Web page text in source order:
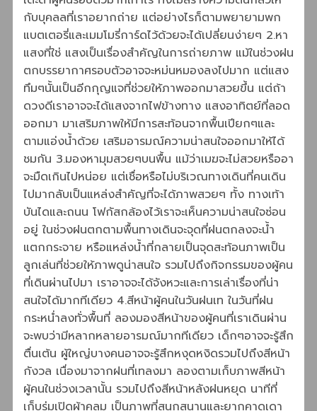
กับบุคลลที่เราอยากถ่าย แต่อย่างไรก็ตามพยายามพก
แบตเตอรี่และเมมโมรี่การ์ดไว้ด้วยจะได้เปลี่ยนง่ายๆ 2.หา
แสงที่ใช่ แสงเป็นเรื่องสำคัญในการถ่ายภาพ แม้ในช่วงฝน
ตกบรรยากาศรอบตัวอาจจะหม่นหมองลงไปมาก แต่แสง
ทึมๆนั้นเป็นอีกกุญแจที่ช่วยให้ภาพออกมาสวยขึ้น แต่ถ้า
ดวงดีเราอาจจะได้แสงจากไฟข้างทาง แสงอาทิตย์ที่ลอด
ออกมา มาเสริมภาพให้มีการสะท้อนจากพื้นเปียกๆและ
ตามแอ่งน้ำด้วย เสริมอารมณ์ความน่าสนใจออกมาให้ได้
ชมกัน 3.มองหามุมสวยๆบนพื้น แม้ว่าเมฆจะไม่สวยหรืออา
จะมืดเกินไปหน่อย แต่เชื่อหรือไม่บริเวณทางเดินที่คนเดิน
ไปมากลับเป็นแหล่งสำคัญที่จะได้ภาพสวยๆ ทั้ง ทางเท้า
บันไดและถนน โฟกัสกล้องไว้เราจะเห็นความน่าสนใจซ่อน
อยู่ ในช่วงฝนตกตามพื้นทางเดินจะจุดที่ฝนตกลงจะน้ำ
แตกกระจาย หรือแหล่งน้ำที่กลายเป็นจุดสะท้อนภาพเป็น
ลูกเล่นที่ช่วยให้ภาพดูน่าสนใจ รวมไปถึงกิจกรรมของผู้คน
ที่เดินผ่านไปมา เราอาจจะได้จังหวะและการเล่าเรื่องที่น่า
สนใจได้มากทีเดียว 4.สีหน้าผู้คนในวันฝนเท ในวันที่ฝน
กระหน่ำลงทั่วพื้นที่ ลองมองสีหน้าของผู้คนที่เราเดินผ่าน
จะพบว่ามีหลากหลายอารมณ์มากทีเดียว เด็กๆอาจจะรู้สึก
ตื่นเต้น ผู้ใหญ่บางคนอาจจะรู้สึกหงุดหงิดรวมไปถึงสีหน้า
กังวล เนื่องมาจากฝนที่เทลงมา ลองตามเก็บภาพสีหน้า
ผู้คนในช่วงเวลานั้น รวมไปถึงสีหน้าหลังฝนหยุด นาทีที่
เก็บร่มเปิดผ้าคลุม เป็นภาพที่สนุกสนานและยากคาดเดา